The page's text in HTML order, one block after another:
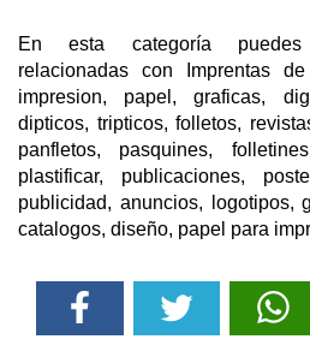
En esta categoría puedes
relacionadas con Imprentas
impresion, papel, graficas,
dipticos, tripticos, folletos,
panfletos, pasquines,
plastificar, publicaciones,
publicidad, anuncios, logotipos,
catalogos, diseño, papel para